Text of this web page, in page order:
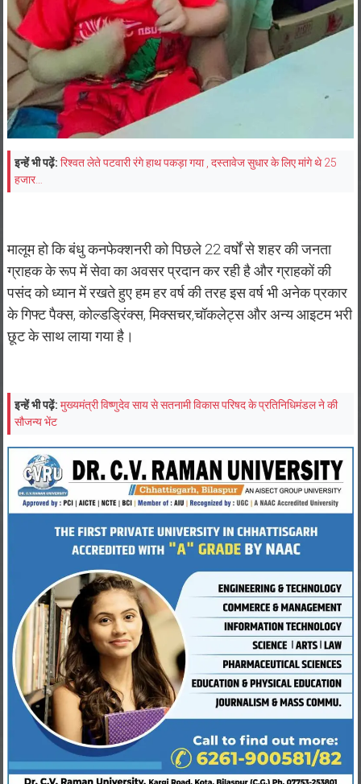
इन्हें भी पढ़ें: रिश्वत लेते पटवारी रंगे हाथ पकड़ा गया , दस्तावेज सुधार के लिए मांगे थे 25
हजार…
मालूम हो कि बंधु कनफेक्शनरी को पिछले 22 वर्षों से शहर की जनता
ग्राहक के रूप में सेवा का अवसर प्रदान कर रही है और ग्राहकों की
पसंद को ध्यान में रखते हुए हम हर वर्ष की तरह इस वर्ष भी अनेक प्रकार
के गिफ्ट पैक्स, कोल्डड्रिंक्स, मिक्सचर,चॉकलेट्स और अन्य आइटम भरी
छूट के साथ लाया गया है।
इन्हें भी पढ़ें: मुख्यमंत्री विष्णुदेव साय से सतनामी विकास परिषद के प्रतिनिधिमंडल ने की
सौजन्य भेंट